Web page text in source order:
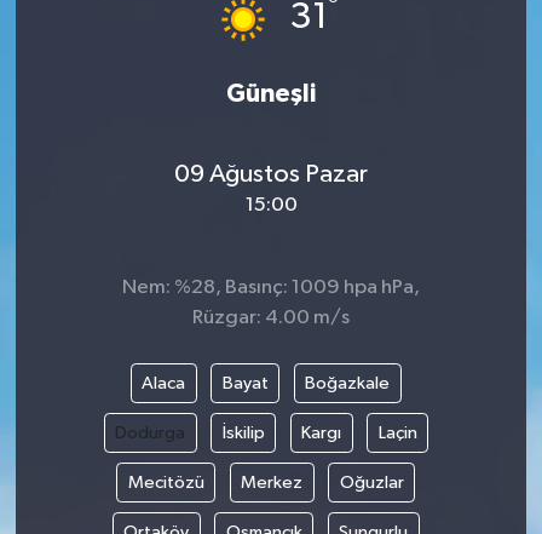
31 °
Güneşli
09 Ağustos Pazar
15:00
Nem: %28, Basınç: 1009 hpa hPa,
Rüzgar: 4.00 m/s
Alaca Bayat Boğazkale
Dodurga İskilip Kargı Laçin
Mecitözü Merkez Oğuzlar